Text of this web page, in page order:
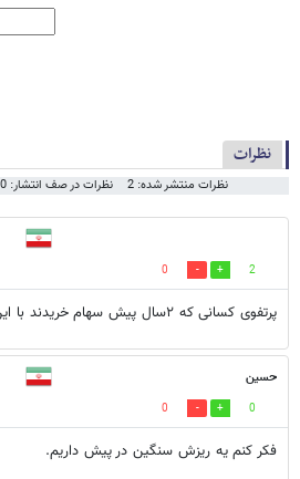
نظرات
نظرات منتشر شده: 2 نظرات در صف انتشار: 0
2
0
پرتفوی کسانی که ۲سال پیش سهام خریدند با این ریزش قطعا صفر شد
حسین
0
0
فکر کنم یه ریزش سنگین در پیش داریم.